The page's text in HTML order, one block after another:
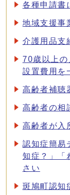
各種申請書
地域支援事
介護用品支
70歳以上の
設置費用を
高齢者補聴
高齢者の相
高齢者が入
認知症簡易
知症？」「
さい
斑鳩町認知